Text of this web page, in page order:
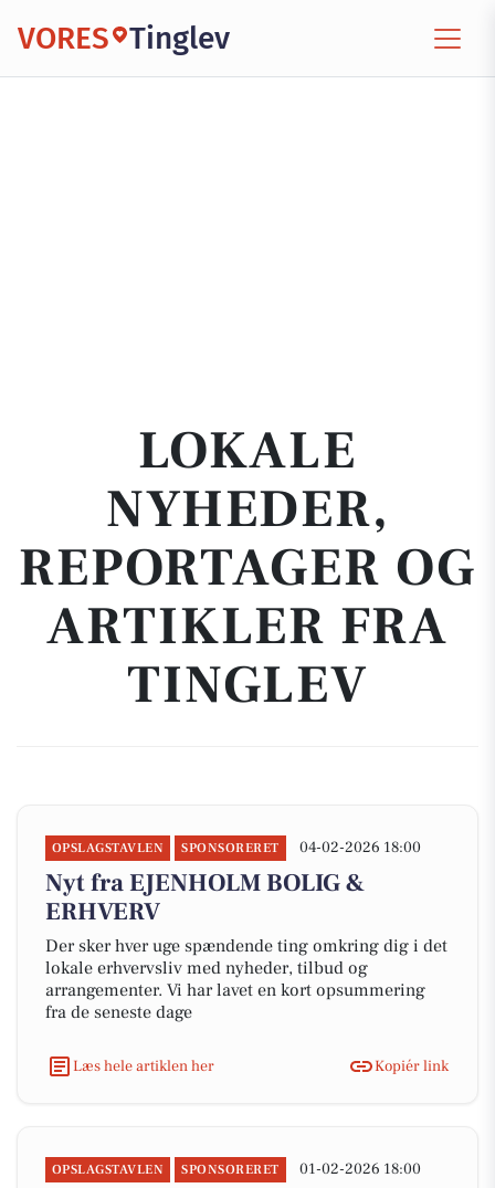
VORES Tinglev
LOKALE
NYHEDER,
REPORTAGER OG
ARTIKLER FRA
TINGLEV
OPSLAGSTAVLEN SPONSORERET 04-02-2026 18:00
Nyt fra EJENHOLM BOLIG &
ERHVERV
Der sker hver uge spændende ting omkring dig i det
lokale erhvervsliv med nyheder, tilbud og
arrangementer. Vi har lavet en kort opsummering
fra de seneste dage
Læs hele artiklen her Kopiér link
OPSLAGSTAVLEN SPONSORERET 01-02-2026 18:00